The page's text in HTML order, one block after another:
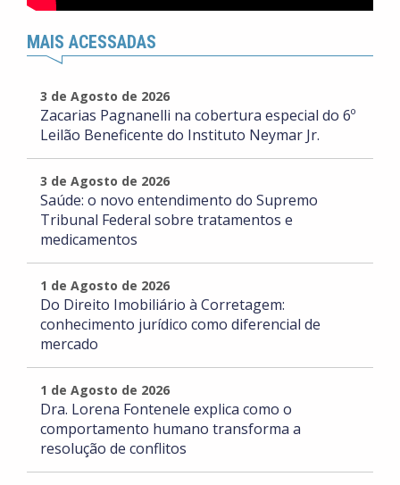
MAIS ACESSADAS
3 de Agosto de 2026
Zacarias Pagnanelli na cobertura especial do 6º
Leilão Beneficente do Instituto Neymar Jr.
3 de Agosto de 2026
Saúde: o novo entendimento do Supremo
Tribunal Federal sobre tratamentos e
medicamentos
1 de Agosto de 2026
Do Direito Imobiliário à Corretagem:
conhecimento jurídico como diferencial de
mercado
1 de Agosto de 2026
Dra. Lorena Fontenele explica como o
comportamento humano transforma a
resolução de conflitos